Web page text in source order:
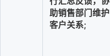
助销售部门维护
客户关系;